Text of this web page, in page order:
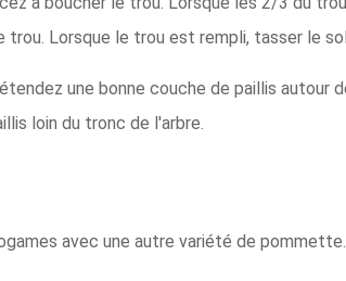
trou. Lorsque le trou est rempli, tasser le
une bonne couche de paillis autour
loin du tronc de l'arbre.
avec une autre variété de pommette.